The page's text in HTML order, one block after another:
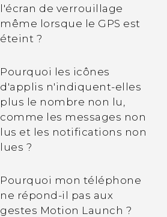
l'écran de verrouillage
même lorsque le GPS est
éteint ?
Pourquoi les icônes
d'applis n'indiquent-elles
plus le nombre non lu,
comme les messages non
lus et les notifications non
lues ?
Pourquoi mon téléphone
ne répond-il pas aux
gestes Motion Launch ?